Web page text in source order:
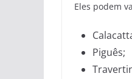
Eles podem
Piguês;